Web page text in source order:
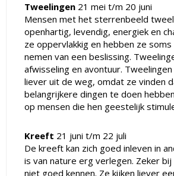
Tweelingen 21 mei t/m 20 juni
Mensen met het sterrenbeeld
openhartig, levendig, energiek en
ze oppervlakkig en hebben ze
nemen van een beslissing.
afwisseling en avontuur.
liever uit de weg, omdat ze vinden
belangrijkere dingen te doen
op mensen die hen geestelijk
Kreeft 21 juni t/m 22 juli
De kreeft kan zich goed inleven in
is van nature erg verlegen. Zeker
niet goed kennen. Ze kijken liever